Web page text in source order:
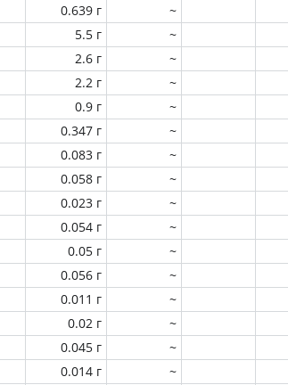
0.639 г
~
5.5 г
~
2.6 г
~
2.2 г
~
0.9 г ~
0.347 г
~
0.083 г
~
0.058 г
~
0.023 г
~
0.054 г
~
0.05 г
~
0.056 г
~
0.011 г
~
0.02 г
~
0.045 г
~
0.014 г ~